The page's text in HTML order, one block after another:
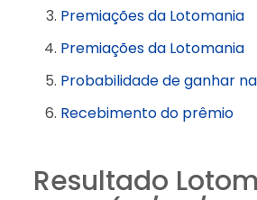
Premiações da Lotomania
Premiações da Lotomania
Probabilidade de ganhar
Recebimento do prêmio
Resultado